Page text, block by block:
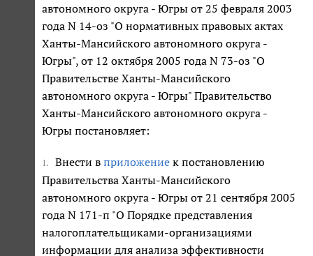
автономного округа - Югры от 25 февраля 2003
года N 14-оз "О нормативных правовых актах
Ханты-Мансийского автономного округа -
Югры", от 12 октября 2005 года N 73-оз "О
Правительстве Ханты-Мансийского
автономного округа - Югры" Правительство
Ханты-Мансийского автономного округа -
Югры постановляет:
1. Внести в приложение к постановлению
Правительства Ханты-Мансийского
автономного округа - Югры от 21 сентября 2005
года N 171-п "О Порядке представления
налогоплательщиками-организациями
информации для анализа эффективности